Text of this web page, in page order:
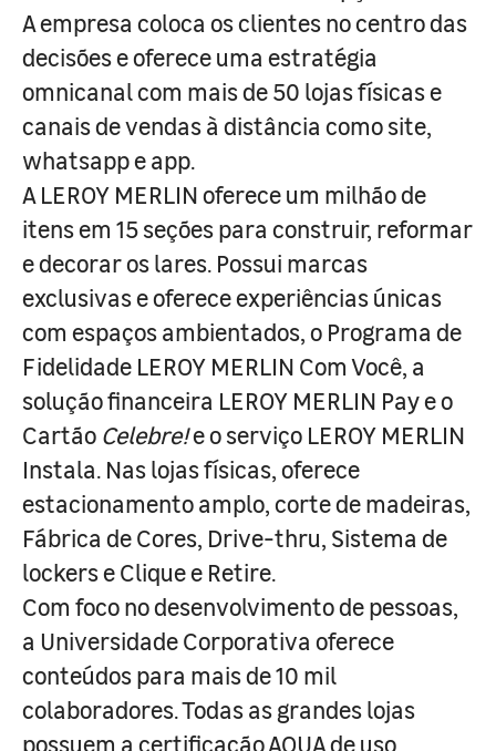
A empresa coloca os clientes no centro das
decisões e oferece uma estratégia
omnicanal com mais de 50 lojas físicas e
canais de vendas à distância como site,
whatsapp e app.
A LEROY MERLIN oferece um milhão de
itens em 15 seções para construir, reformar
e decorar os lares. Possui marcas
exclusivas e oferece experiências únicas
com espaços ambientados, o Programa de
Fidelidade LEROY MERLIN Com Você, a
solução financeira LEROY MERLIN Pay e o
Cartão Celebre!e o serviço LEROY MERLIN
Instala. Nas lojas físicas, oferece
estacionamento amplo, corte de madeiras,
Fábrica de Cores, Drive-thru, Sistema de
lockers e Clique e Retire.
Com foco no desenvolvimento de pessoas,
a Universidade Corporativa oferece
conteúdos para mais de 10 mil
colaboradores. Todas as grandes lojas
possuem a certificação AQUA de uso